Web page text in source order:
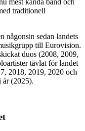
mest kända band och
traditionell
någonsin sedan landets
till Eurovision.
duos (2008, 2009,
tävlat för landet
2018, 2019, 2020 och
år (2025).